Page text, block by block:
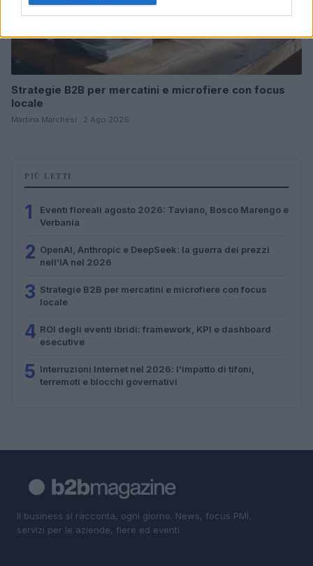
Strategie B2B per mercatini e microfiere con focus
locale
Martina Marchesi · 2 Ago 2026
PIÙ LETTI
1
Eventi floreali agosto 2026: Taviano, Bosco Marengo e
Verbania
2 OpenAI, Anthropic e DeepSeek: la guerra dei prezzi
nell’IA nel 2026
3 Strategie B2B per mercatini e microfiere con focus
locale
4 ROI degli eventi ibridi: framework, KPI e dashboard
esecutive
5 Interruzioni Internet nel 2026: l’impatto di tifoni,
terremoti e blocchi governativi
Il business si racconta, ogni giorno. News, focus PMI,
servizi per le aziende, fiere ed eventi.